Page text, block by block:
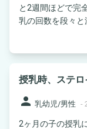
と2週間ほどで完
乳の回数を段々と
授乳時、ステ
person 乳幼児/男性 -
2ヶ月の子の授乳